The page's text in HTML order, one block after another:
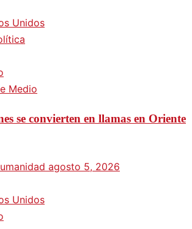
Unidos
Medio
se convierten en llamas en Oriente
agosto 5, 2026
Unidos